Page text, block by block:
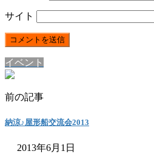
サイト
イベント
前の記事
納涼♪屋形船交流会2013
2013年6月1日